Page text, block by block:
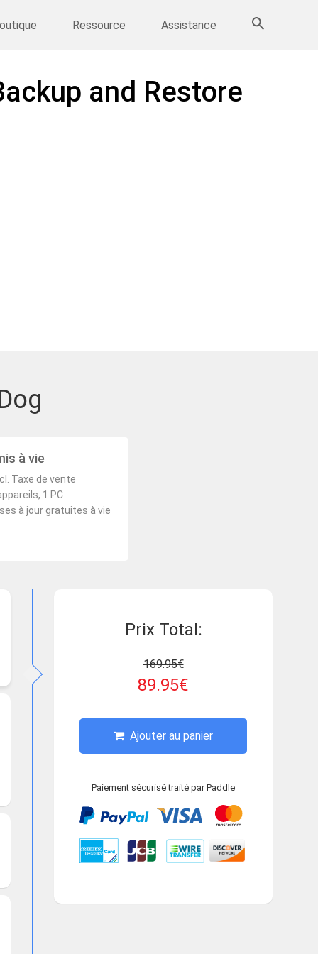
Ressource Assistance
Sauvegarde IPhone>>Plus de produits
and Restore
à vie
Taxe de vente
1 PC
à jour gratuites à vie
Prix ​​Total:
169.95€
89.95€
Ajouter au panier
Paiement sécurisé traité par Paddle